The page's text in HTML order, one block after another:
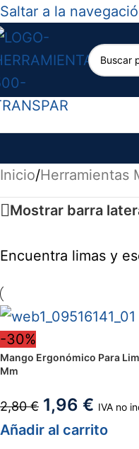
Saltar a la
Inicio/Herramientas
Mostrar barra
Encuentra limas y
-30%
Mango Ergonómico Para
Mm
2,80€ 1,96 € IVA no
Añadir al carrito